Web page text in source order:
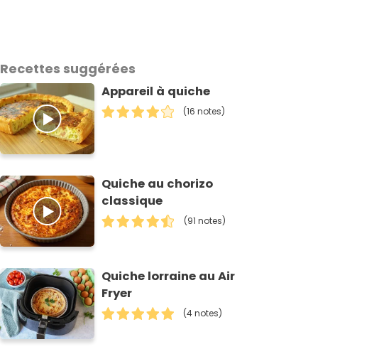
Recettes suggérées
Appareil à quiche
(16 notes)
Quiche au chorizo
classique
(91 notes)
Quiche lorraine au Air
Fryer
(4 notes)